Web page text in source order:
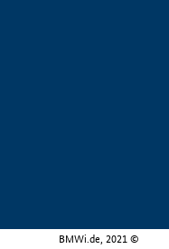
BMWi.de, 2021 ©